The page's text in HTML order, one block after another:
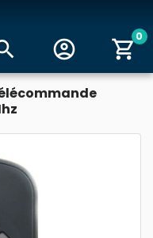
account_circle shopping_cart
0